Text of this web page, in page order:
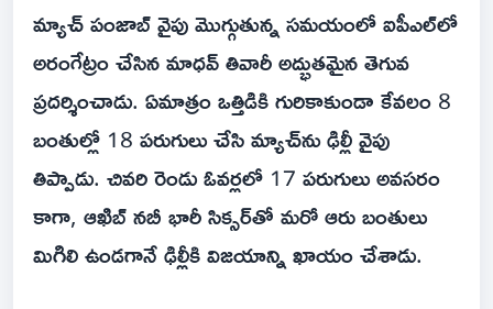
మ్యాచ్ పంజాబ్ వైపు మొగ్గుతున్న సమయంలో ఐపీఎల్‌లో
అరంగేట్రం చేసిన మాధవ్ తివారీ అద్భుతమైన తెగువ
ప్రదర్శించాడు. ఏమాత్రం ఒత్తిడికి గురికాకుండా కేవలం 8
బంతుల్లో 18 పరుగులు చేసి మ్యాచ్‌ను ఢిల్లీ వైపు
తిప్పాడు. చివరి రెండు ఓవర్లలో 17 పరుగులు అవసరం
కాగా, ఆఖిబ్ నబీ భారీ సిక్సర్‌తో మరో ఆరు బంతులు
మిగిలి ఉండగానే ఢిల్లీకి విజయాన్ని ఖాయం చేశాడు.